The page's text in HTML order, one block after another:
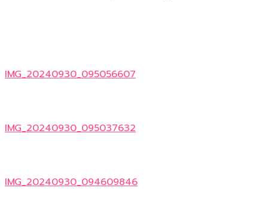
IMG_20240930_095056607
IMG_20240930_095037632
IMG_20240930_094609846